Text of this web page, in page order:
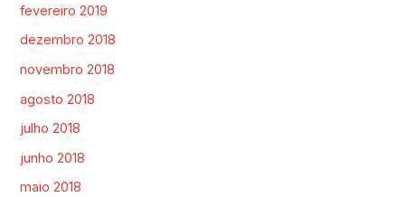
fevereiro 2019
dezembro 2018
novembro 2018
agosto 2018
julho 2018
junho 2018
maio 2018